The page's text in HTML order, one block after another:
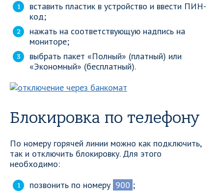
вставить пластик в устройство и ввести ПИН-
код;
нажать на соответствующую надпись на
мониторе;
выбрать пакет «Полный» (платный) или
«Экономный» (бесплатный).
Блокировка по телефону
По номеру горячей линии можно как подключить,
так и отключить блокировку. Для этого
необходимо:
позвонить по номеру 900 ;